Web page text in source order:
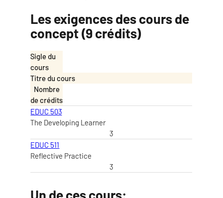
Les exigences des cours de
concept (9 crédits)
Sigle du
cours
Titre du cours
Nombre
de crédits
EDUC 503
The Developing Learner
3
EDUC 511
Reflective Practice
3
Un de ces cours: